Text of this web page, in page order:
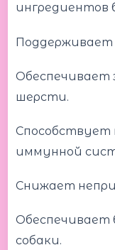
ингредиентов
Поддерживает
Обеспечивает
шерсти.
Способствует
иммунной
Снижает
Обеспечивает
собаки.